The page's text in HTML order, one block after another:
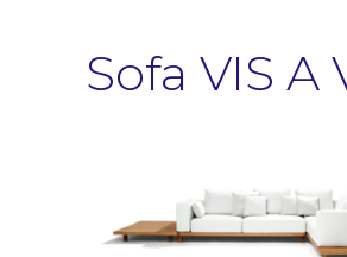
Sofa VIS